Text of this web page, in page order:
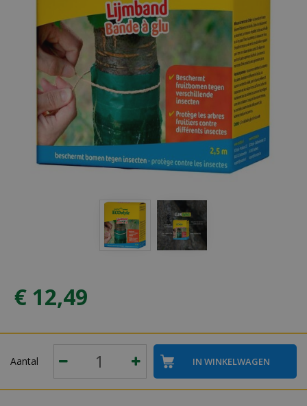
€ 12,49
Aantal